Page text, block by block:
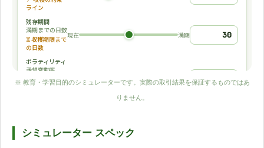
※ 教育・学習目的のシミュレーターです。実際の取引結果を保証するものではあ
りません。
シミュレーター スペック